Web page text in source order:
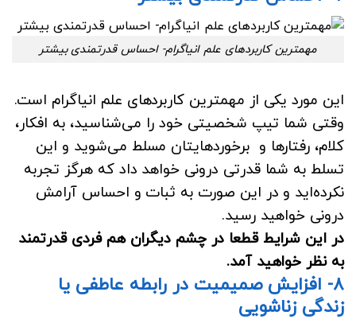
مهمترین کاربردهای علم انیاگرام- احساس قدرتمندی بیشتر
این مورد یکی از مهمترین کاربردهای علم انیاگرام است.
وقتی شما تیپ شخصیتی خود را می‌شناسید، به افکار،
کلام، رفتارها و برخوردهایتان مسلط می‌شوید و این
تسلط به شما قدرتی درونی خواهد داد که هرگز تجربه
نکرده‌اید و در این صورت به ثبات و احساس آرامش
درونی خواهید رسید.
در این شرایط قطعا در چشم دیگران هم فردی قدرتمند
به نظر خواهید آمد.
۸- افزایش صمیمیت در رابطه عاطفی یا
زندگی زناشویی